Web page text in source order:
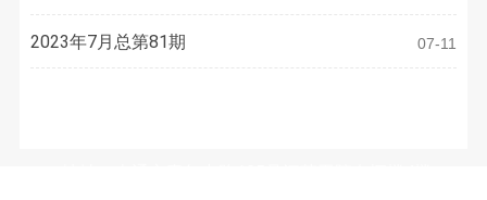
2023年7月总第81期 07-11